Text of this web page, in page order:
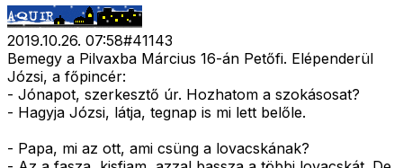
2019.10.26. 07:58#41143
Bemegy a Pilvaxba Március 16-án Petőfi. Elépenderül
Józsi, a főpincér:
- Jónapot, szerkesztő úr. Hozhatom a szokásosat?
- Hagyja Józsi, látja, tegnap is mi lett belőle.
- Papa, mi az ott, ami csüng a lovacskának?